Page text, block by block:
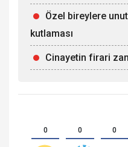
Özel bireylere
kutlaması
Cinayetin firari
0 0 0